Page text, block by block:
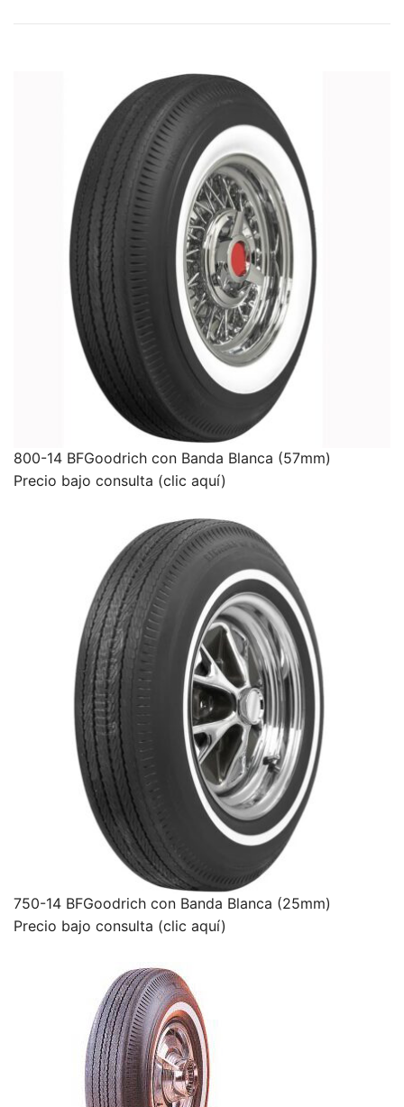
800-14 BFGoodrich con Banda Blanca (57mm)
Precio bajo consulta (clic aquí)
750-14 BFGoodrich con Banda Blanca (25mm)
Precio bajo consulta (clic aquí)